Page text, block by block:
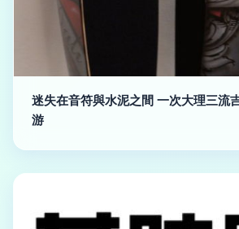
迷失在音符與水泥之間 一次大理三流
游